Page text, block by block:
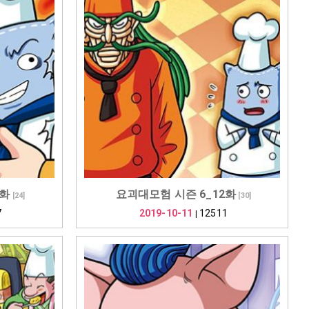
[24] 요괴대모험 시즌 6_12화[30]
2019-10-11 12511